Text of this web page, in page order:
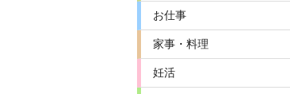
お仕事
家事・料理
妊活